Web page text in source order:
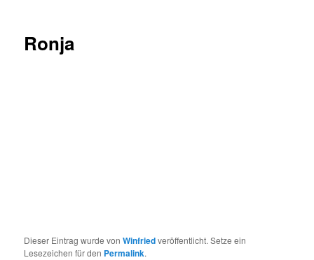
Ronja
Dieser Eintrag wurde vonWinfriedveröffentlicht. Setze ein
Lesezeichen für den Permalink.